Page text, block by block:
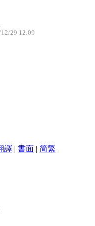
29 12:09
譯 | 書面 | 简繁